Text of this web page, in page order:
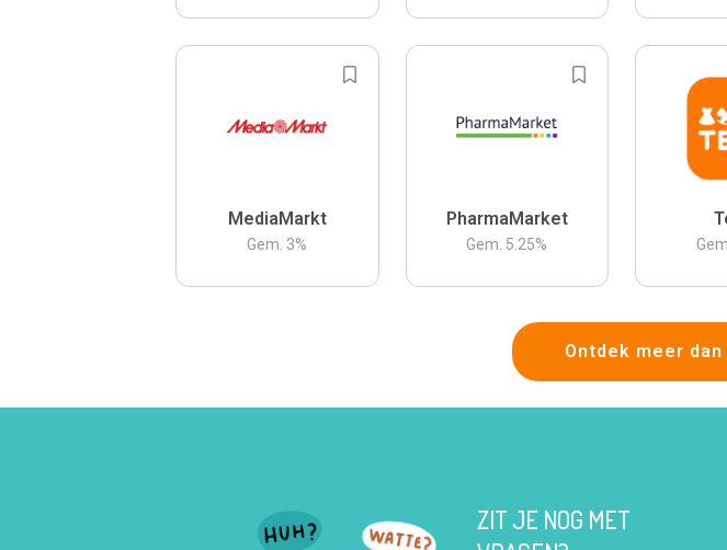
MediaMarkt
Gem. 3%
PharmaMarket
Gem. 5.25% Gem.
Ontdek meer
ZIT JE NOG MET